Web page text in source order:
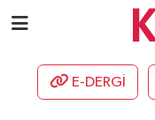
E-DERGİ
AKADEMİ